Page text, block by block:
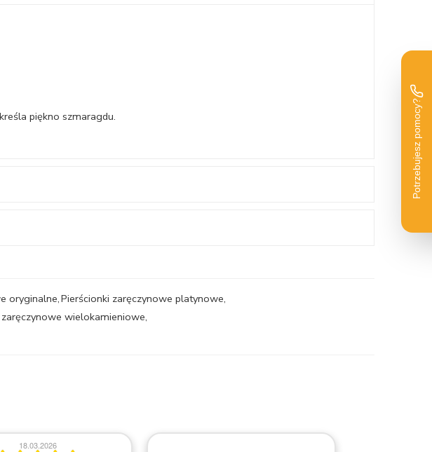
piękno szmaragdu.
oryginalne,Pierścionki zaręczynowe platynowe,
wielokamieniowe,